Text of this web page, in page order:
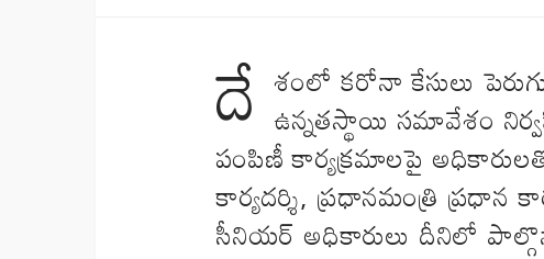
దే శంలో కరోనా కేసులు
ఉన్నతస్థాయి సమావేశం
పంపిణీ కార్యక్రమాలపై
కార్యదర్శి, ప్రధానమంత్రి ప్రధాన
సీనియర్ అధికారులు దీనిలో